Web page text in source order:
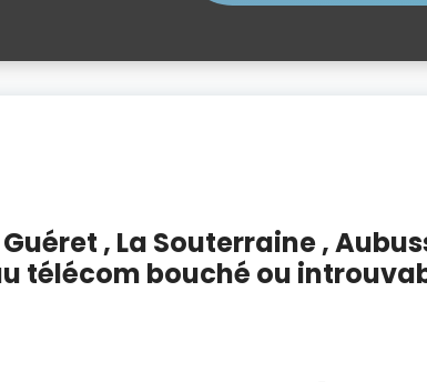
, La Souterraine ,
télécom bouché ou